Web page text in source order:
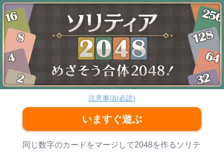
ソリティア2048
ボードゲーム
注意事項(必読)
いますぐ遊ぶ
ゲーム紹介
同じ数字のカードをマージして2048を作るソリテ